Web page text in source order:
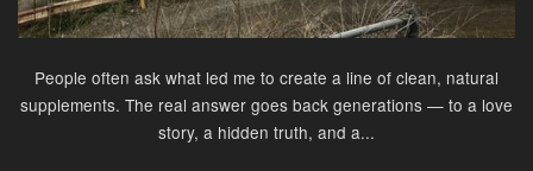
People often ask what led me to create a line of clean, natural
supplements. The real answer goes back generations — to a love
story, a hidden truth, and a...